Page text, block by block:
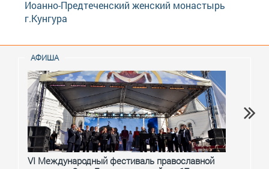
Иоанно-Предтеченский женский монастырь
г.Кунгура
АФИША
VI Международный фестиваль православной